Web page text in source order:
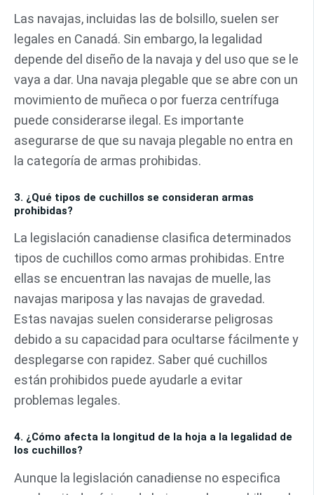
Las navajas, incluidas las de bolsillo, suelen ser
legales en Canadá. Sin embargo, la legalidad
depende del diseño de la navaja y del uso que se le
vaya a dar. Una navaja plegable que se abre con un
movimiento de muñeca o por fuerza centrífuga
puede considerarse ilegal. Es importante
asegurarse de que su navaja plegable no entra en
la categoría de armas prohibidas.
3. ¿Qué tipos de cuchillos se consideran armas
prohibidas?
La legislación canadiense clasifica determinados
tipos de cuchillos como armas prohibidas. Entre
ellas se encuentran las navajas de muelle, las
navajas mariposa y las navajas de gravedad.
Estas navajas suelen considerarse peligrosas
debido a su capacidad para ocultarse fácilmente y
desplegarse con rapidez. Saber qué cuchillos
están prohibidos puede ayudarle a evitar
problemas legales.
4. ¿Cómo afecta la longitud de la hoja a la legalidad de
los cuchillos?
Aunque la legislación canadiense no especifica